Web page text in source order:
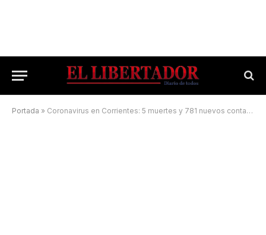
Portada » Coronavirus en Corrientes: 5 muertes y 781 nuevos contagios en las últimas 24 horas